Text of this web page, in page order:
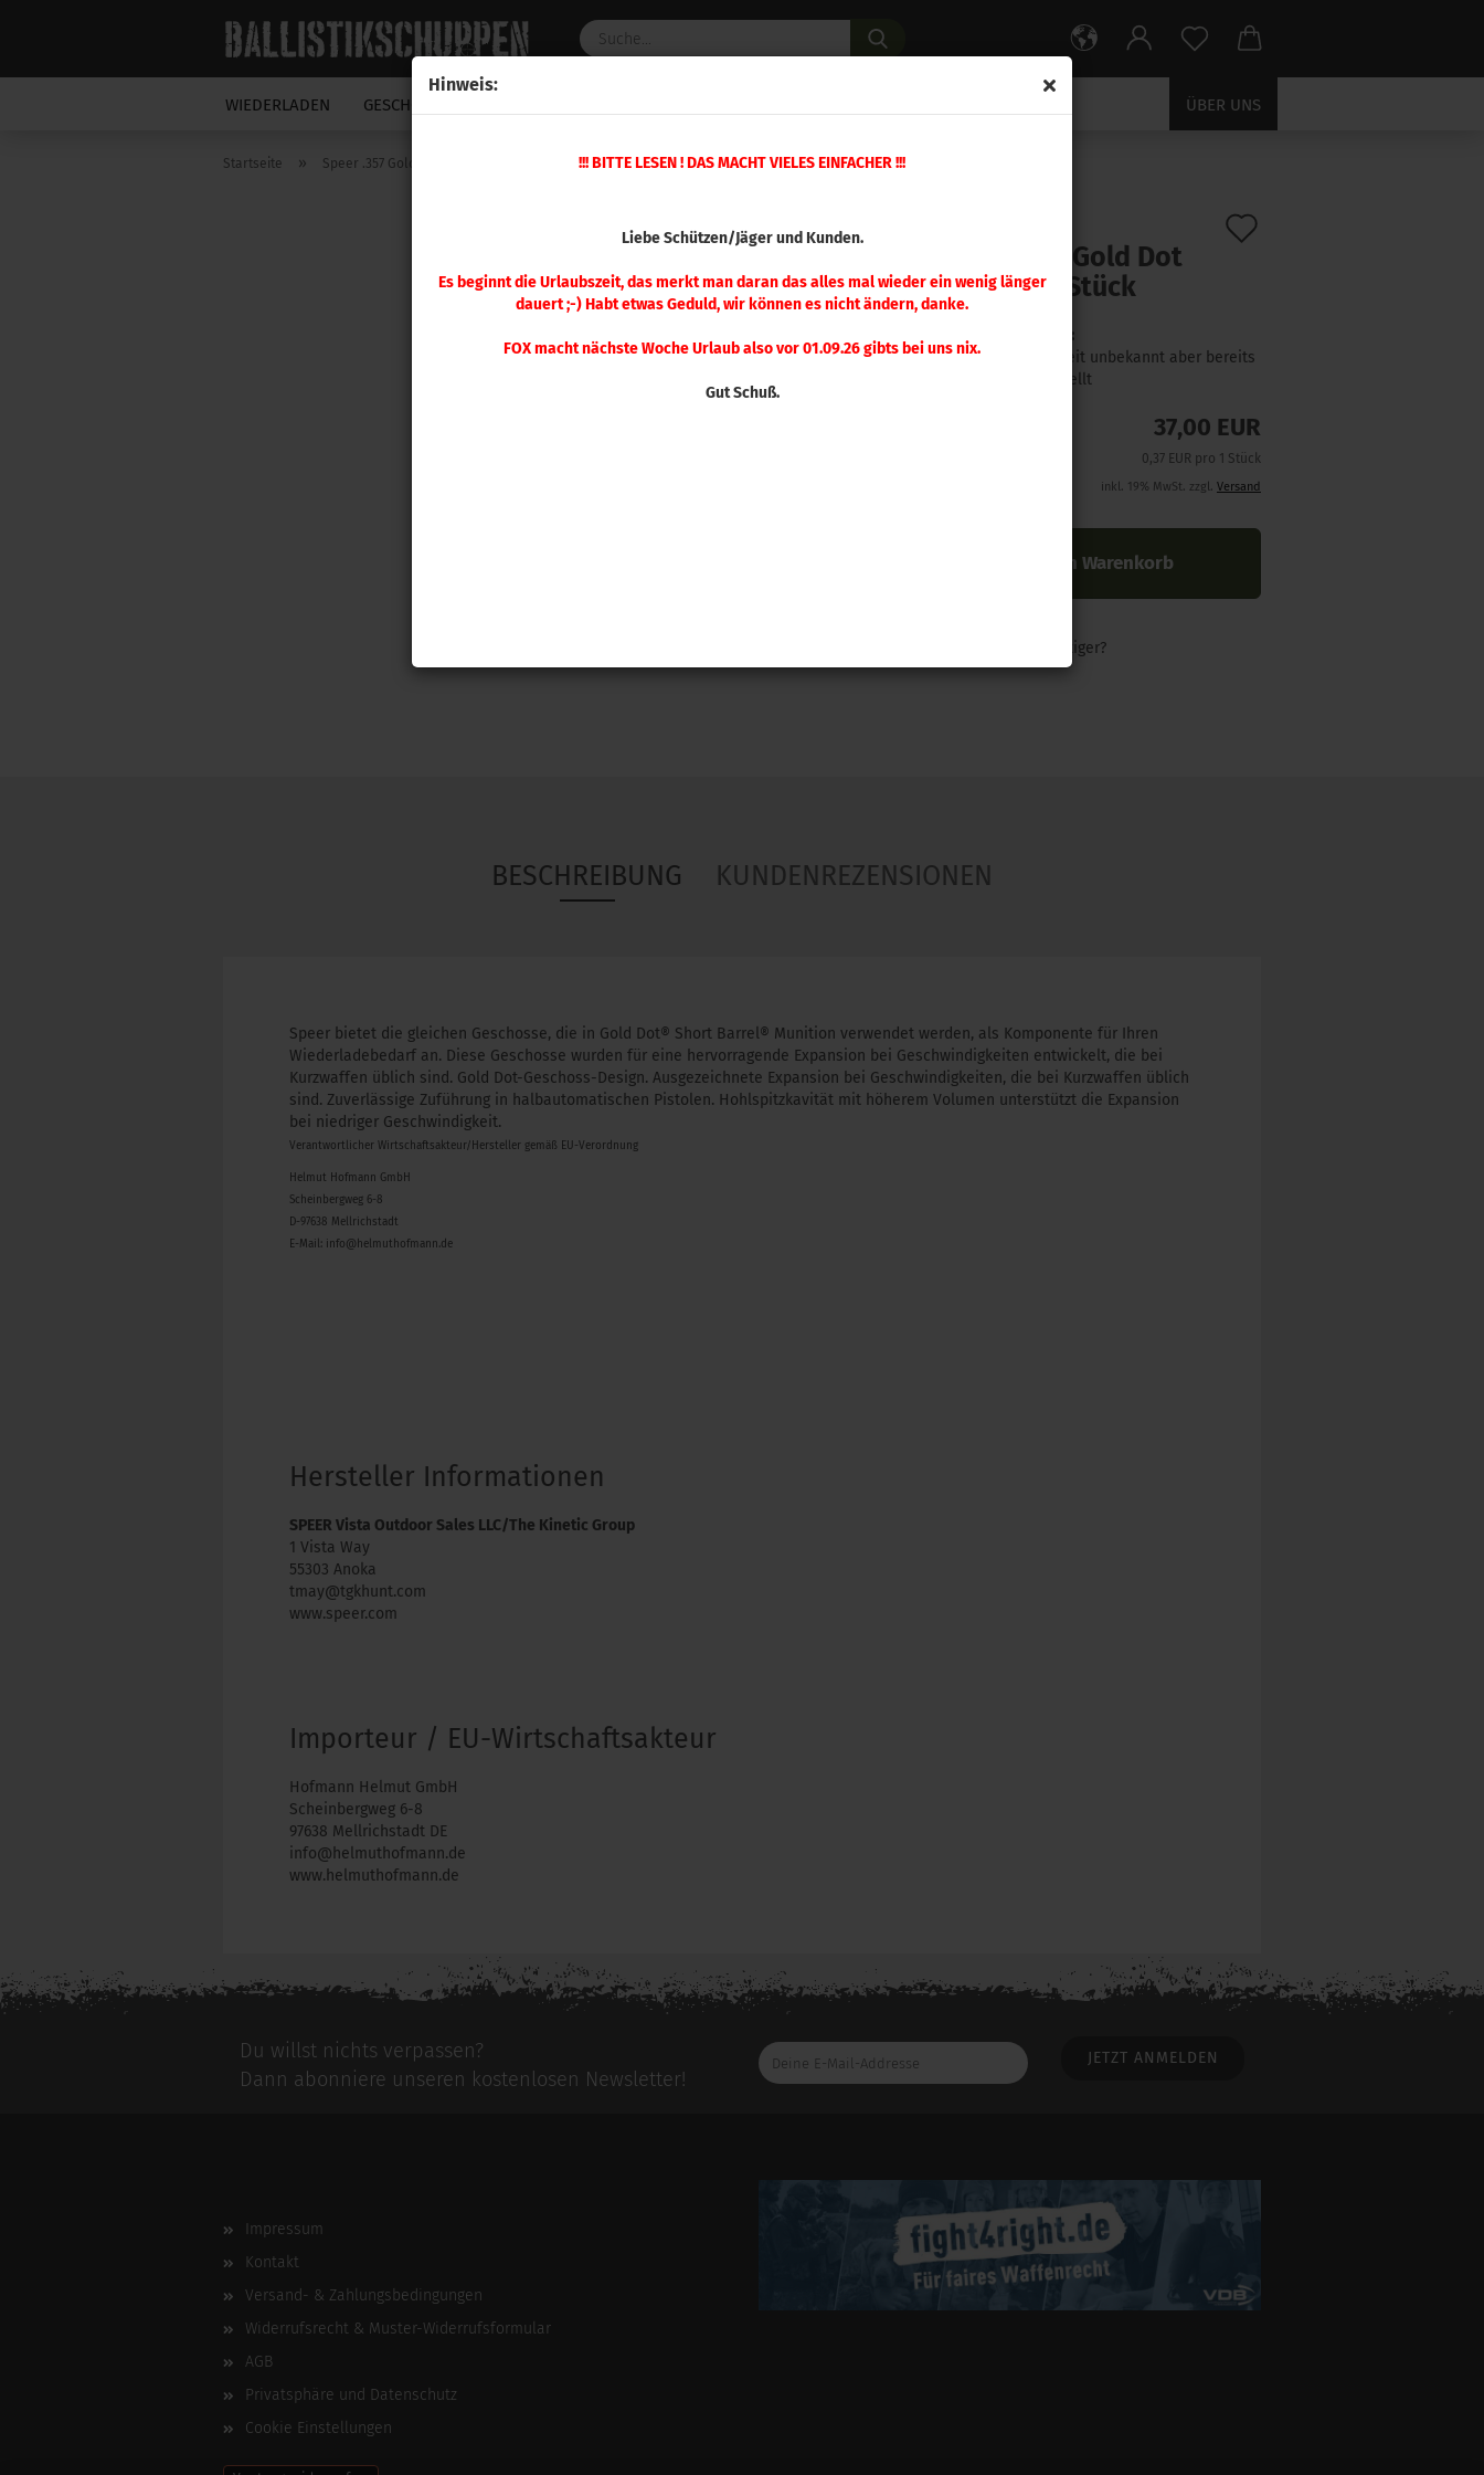
Hinweis:
!!! BITTE LESEN ! DAS MACHT VIELES EINFACHER !!!
Liebe Schützen/Jäger und Kunden.
Es beginnt die Urlaubszeit, das merkt man daran das alles mal wieder ein wenig länger
dauert ;-) Habt etwas Geduld, wir können es nicht ändern, danke.
FOX macht nächste Woche Urlaub also vor 01.09.26 gibts bei uns nix.
Gut Schuß.
WIEDERLADEN GESCHOSSE ÜBER UNS
Startseite » Speer .357 Gold Dot 125gr 100 Stück
Speer .357 Gold Dot
125gr 100 Stück
Lieferzeit:
Lieferzeit unbekannt aber bereits
nachbestellt
37,00 EUR
0,37 EUR pro 1 Stück
inkl. 19% MwSt. zzgl. Versand
In den Warenkorb
Woanders günstiger?
BESCHREIBUNG KUNDENREZENSIONEN
Speer bietet die gleichen Geschosse, die in Gold Dot® Short Barrel® Munition verwendet werden, als Komponente für Ihren
Wiederladebedarf an. Diese Geschosse wurden für eine hervorragende Expansion bei Geschwindigkeiten entwickelt, die bei
Kurzwaffen üblich sind. Gold Dot-Geschoss-Design. Ausgezeichnete Expansion bei Geschwindigkeiten, die bei Kurzwaffen üblich
sind. Zuverlässige Zuführung in halbautomatischen Pistolen. Hohlspitzkavität mit höherem Volumen unterstützt die Expansion
bei niedriger Geschwindigkeit.
Verantwortlicher Wirtschaftsakteur/Hersteller gemäß EU-Verordnung
Helmut Hofmann GmbH
Scheinbergweg 6-8
D-97638 Mellrichstadt
E-Mail: info@helmuthofmann.de
Hersteller Informationen
SPEER Vista Outdoor Sales LLC/The Kinetic Group
1 Vista Way
55303 Anoka
tmay@tgkhunt.com
www.speer.com
Importeur / EU-Wirtschaftsakteur
Hofmann Helmut GmbH
Scheinbergweg 6-8
97638 Mellrichstadt DE
info@helmuthofmann.de
www.helmuthofmann.de
Du willst nichts verpassen?
Dann abonniere unseren kostenlosen Newsletter!
Deine
E-
Impressum
Kontakt
Versand- & Zahlungsbedingungen
Widerrufsrecht & Muster-Widerrufsformular
AGB
Privatsphäre und Datenschutz
Cookie Einstellungen